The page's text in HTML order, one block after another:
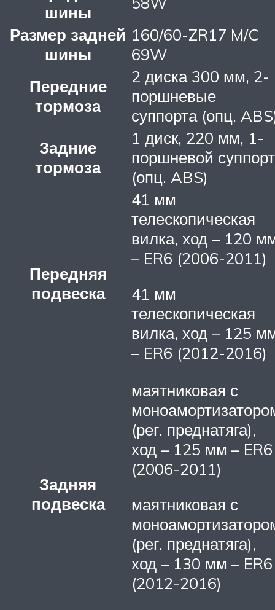
шины
Размер задней
шины
160/60-ZR17 M/C
69W
Передние
тормоза
2 диска 300 мм, 2-
поршневые
суппорта (опц.
Задние
тормоза
1 диск, 220 мм, 1-
поршневой суппорт
(опц. ABS)
Передняя
подвеска
41 мм
телескопическая
вилка, ход – 120
– ER6 (2006-2011)
41 мм
телескопическая
вилка, ход – 125
– ER6 (2012-2016)
Задняя
подвеска
маятниковая с
(рег. преднатяга),
ход – 125 мм – ER6
(2006-2011)
маятниковая с
(рег. преднатяга),
ход – 130 мм – ER6
(2012-2016)